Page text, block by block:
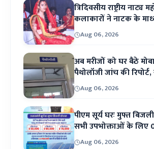
माध्यम से
भाईचारे का
संदेश
पटना के नौबतपुर कलाभवन में
मंच पटना के तत्वावधान में
राष्ट्रीय महोत्सव का NCZCC
भारत सरकार...
Aug 06, 2026
किया आह्वान
त्रिदिवसीय राष्ट्रीय नाट्य
कलाकारों ने नाटक के
भाईचारे का दिया संदेश
Aug 06, 2026
अब मरीजों को घर बैठे
पैथोलॉजी जांच की
शुरू हुई स्मार्ट पैथोलॉजी सेवा
Aug 06, 2026
पीएम सूर्य घरः मुफ्त
सभी उपभोक्ताओं के लिए
को लगेगा कैंप
Aug 06, 2026